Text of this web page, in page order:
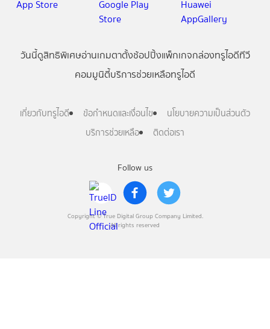
Follow us
Copyright © True Digital Group Company Limited.
All rights reserved
วันนี้ดูสิทธิพิเศษอ่านเกมตาตั้งช้อปปิ้งแพ็กเกจกล่องทรูไอดีทีวี
คอมมูนิตี้บริการช่วยเหลือทรูไอดี
เกี่ยวกับทรูไอดี ข้อกำหนดและเงื่อนไข
นโยบายความเป็นส่วนตัว
บริการช่วยเหลือ
ติดต่อเรา